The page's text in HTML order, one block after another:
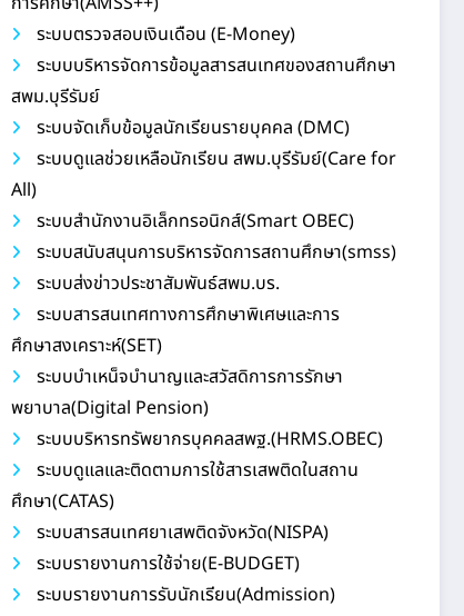
ระบบตรวจสอบเงินเดือน (E-Money)
ระบบบริหารจัดการข้อมูลสารสนเทศของสถานศึกษา
สพม.บุรีรัมย์
ระบบจัดเก็บข้อมูลนักเรียนรายบุคคล (DMC)
ระบบดูแลช่วยเหลือนักเรียน สพม.บุรีรัมย์(Care for
All)
ระบบสำนักงานอิเล็กทรอนิกส์(Smart OBEC)
ระบบสนับสนุนการบริหารจัดการสถานศึกษา(smss)
ระบบส่งข่าวประชาสัมพันธ์สพม.บร.
ระบบสารสนเทศทางการศึกษาพิเศษและการ
ศึกษาสงเคราะห์(SET)
ระบบบำเหน็จบำนาญและสวัสดิการการรักษา
พยาบาล(Digital Pension)
ระบบบริหารทรัพยากรบุคคลสพฐ.(HRMS.OBEC)
ระบบดูแลและติดตามการใช้สารเสพติดในสถาน
ศึกษา(CATAS)
ระบบสารสนเทศยาเสพติดจังหวัด(NISPA)
ระบบรายงานการใช้จ่าย(E-BUDGET)
ระบบรายงานการรับนักเรียน(Admission)